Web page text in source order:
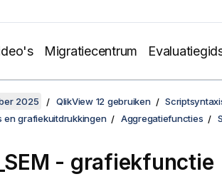
Migratiecentrum
2025 QlikView 12 gebruiken
en grafiekuitdrukkingen
Aggregatiefuncties
- grafiekfunctie